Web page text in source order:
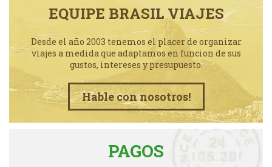
EQUIPE BRASIL VIAJES
Desde el año 2003 tenemos el placer de organizar
viajes a medida que adaptamos en funcion de sus
gustos, intereses y presupuesto.
Hable con nosotros!
PAGOS